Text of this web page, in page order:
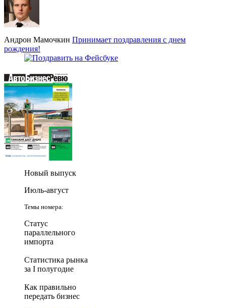
Андрон Мамочкин Принимает поздравления с днем
рождения!
Новый выпуск
Июль-август
Темы номера:
Статус
параллельного
импорта
Статистика рынка
за I полугодие
Как правильно
передать бизнес